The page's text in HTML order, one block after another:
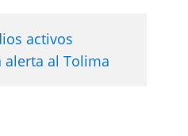
activos
al Tolima